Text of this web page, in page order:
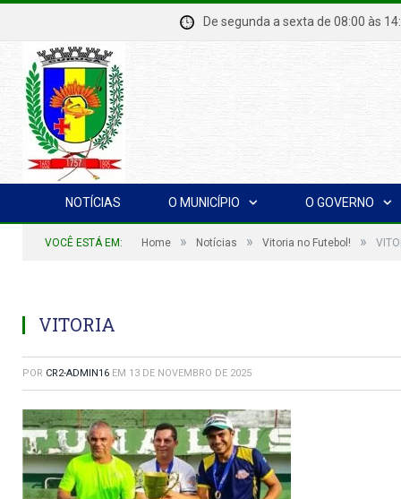
De segunda a sexta de 08:00
NOTÍCIAS O MUNICÍPIO O GOVERNO
VOCÊ ESTÁ EM: Home » Notícias » Vitoria no Futebol! »
VITORIA
POR CR2-ADMIN16 EM 13 DE NOVEMBRO DE 2025